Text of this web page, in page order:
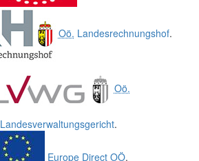
Oö. Landesrechnungshof.
Oö.
Landesverwaltungsgericht.
Europe Direct OÖ.